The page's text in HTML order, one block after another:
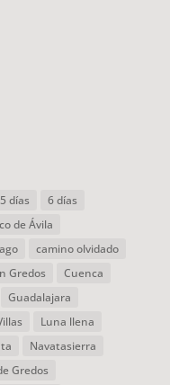
5 días
6 días
de Ávila
camino olvidado
Gredos
Cuenca
Guadalajara
Luna llena
Navatasierra
Gredos